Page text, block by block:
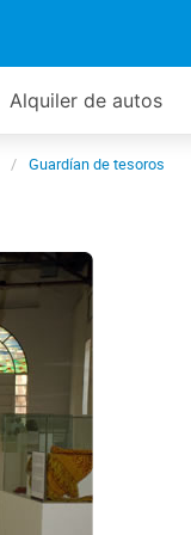
Alquiler de autos
Guardían de tesoros